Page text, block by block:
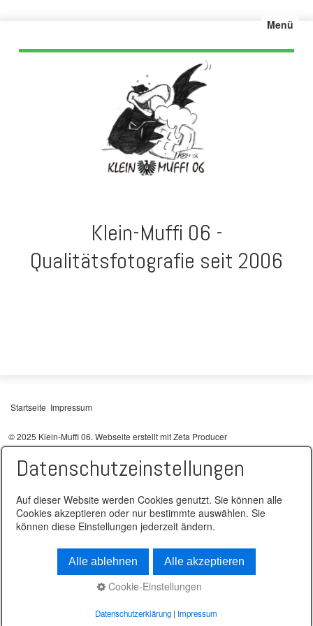
Menü
Klein-Muffi 06 -
Qualitätsfotografie seit 2006
Startseite Impressum
© 2025 Klein-Muffi 06. Webseite erstellt mit Zeta Producer
Datenschutzeinstellungen
Auf dieser Website werden Cookies genutzt. Sie können alle
Cookies akzeptieren oder nur bestimmte auswählen. Sie
können diese Einstellungen jederzeit ändern.
Alle ablehnen Alle akzeptieren
Cookie-Einstellungen
Datenschutzerklärung | Impressum